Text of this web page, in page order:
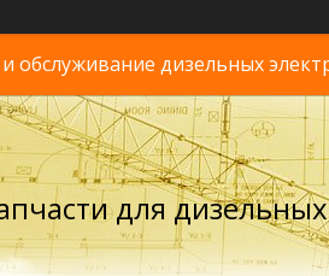
обслуживание дизельных
для